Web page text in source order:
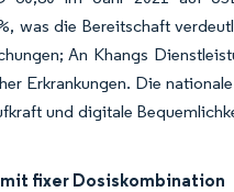
was die Bereitschaft
An Khangs
Erkrankungen. Die
und digitale
fixer Dosiskombination